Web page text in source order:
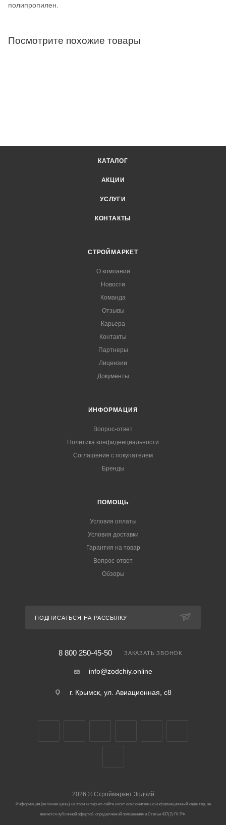
полипропилен.
Посмотрите похожие товары
КАТАЛОГ
АКЦИИ
УСЛУГИ
КОНТАКТЫ
СТРОЙМАРКЕТ
О компании
Новости
Команда
Отзывы
Карьера
Контакты
Партнеры
Лицензии
Документы
ИНФОРМАЦИЯ
Вопрос-ответ
Политика конфиденциальности
Соглашение с покупателем
Бренды
ПОМОЩЬ
Условия оплаты
Условия доставки
Гарантия на товар
Вопрос-ответ
Обзоры
ПОДПИСАТЬСЯ НА РАССЫЛКУ
8 800 250-45-50 ЗАКАЗАТЬ ЗВОНОК
info@zodchiy.online
г. Крымск, ул. Авиационная, с8
2026 ©Строймаркет Зодчий
Информация (включая цены) на этом интернет-сайте носит исключительно информационный характер, не
является публичной офертой, определяемой положениями Статьи 437(2) ГК РФ.